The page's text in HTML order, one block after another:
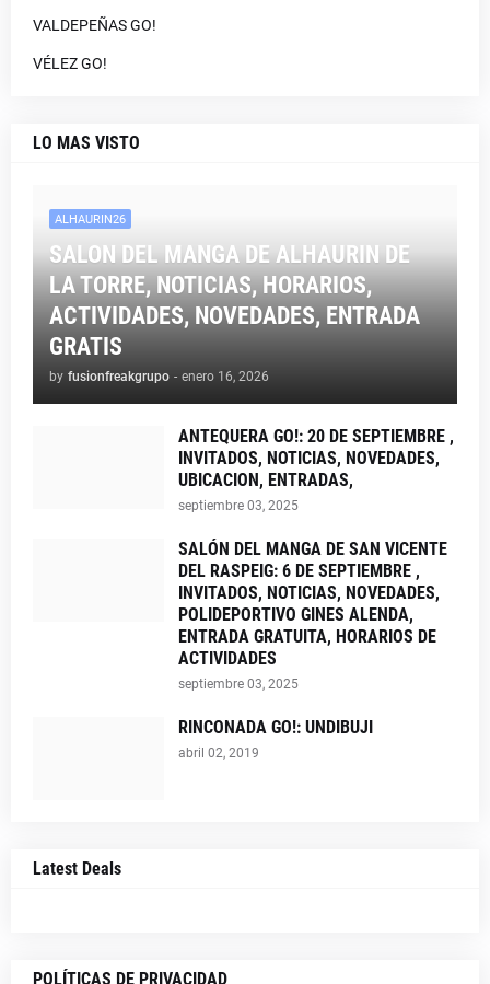
VALDEPEÑAS GO!
VÉLEZ GO!
LO MAS VISTO
ALHAURIN26
SALON DEL MANGA DE ALHAURIN DE
LA TORRE, NOTICIAS, HORARIOS,
ACTIVIDADES, NOVEDADES, ENTRADA
GRATIS
by fusionfreakgrupo - enero 16, 2026
ANTEQUERA GO!: 20 DE SEPTIEMBRE ,
INVITADOS, NOTICIAS, NOVEDADES,
UBICACION, ENTRADAS,
septiembre 03, 2025
SALÓN DEL MANGA DE SAN VICENTE
DEL RASPEIG: 6 DE SEPTIEMBRE ,
INVITADOS, NOTICIAS, NOVEDADES,
POLIDEPORTIVO GINES ALENDA,
ENTRADA GRATUITA, HORARIOS DE
ACTIVIDADES
septiembre 03, 2025
RINCONADA GO!: UNDIBUJI
abril 02, 2019
Latest Deals
POLÍTICAS DE PRIVACIDAD